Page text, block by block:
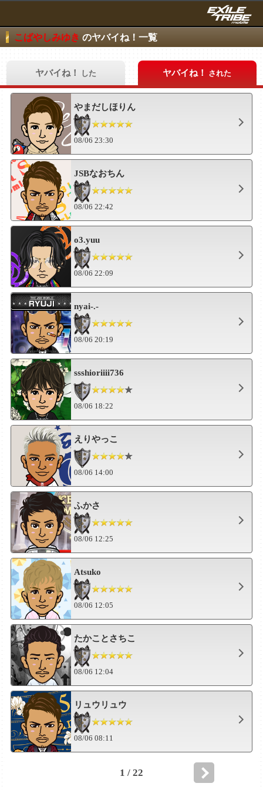
こばやしみゆき のヤバイね！一覧
ヤバイね！ した ヤバイね！ された
やまだしほりん
08/06 23:30
JSBなおちん
08/06 22:42
o3.yuu
08/06 22:09
nyai-.-
08/06 20:19
ssshioriiii736
08/06 18:22
えりやっこ
08/06 14:00
ふかさ
08/06 12:25
Atsuko
08/06 12:05
たかことさちこ
08/06 12:04
リュウリュウ
08/06 08:11
1 / 22